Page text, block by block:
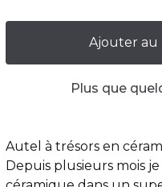
Ajouter au
Plus que
Autel à trésors en
Depuis plusieurs mois